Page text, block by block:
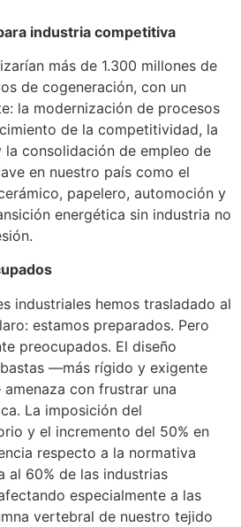
industria competitiva
más de 1.300 millones de
de cogeneración, con un
la modernización de procesos
de la competitividad, la
consolidación de empleo de
en nuestro país como el
papelero, automoción y
energética sin industria no
industriales hemos trasladado al
estamos preparados. Pero
preocupados. El diseño
—más rígido y exigente
con frustrar una
La imposición del
y el incremento del 50% en
respecto a la normativa
al 60% de las industrias
especialmente a las
vertebral de nuestro tejido